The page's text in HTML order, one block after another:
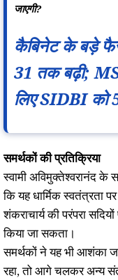
जाएगी?
कैबिनेट के बड़े
31 तक बढ़ी;
लिए SIDBI को
समर्थकों की प्रतिक्रिया
स्वामी अविमुक्तेश्वरानंद के
कि यह धार्मिक स्वतंत्रता
शंकराचार्य की परंपरा
किया जा सकता।
समर्थकों ने यह भी आशंका
रहा, तो आगे चलकर अन्य